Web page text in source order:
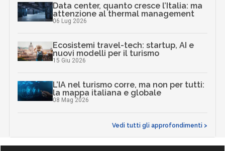
Data center, quanto cresce l’Italia: ma
attenzione al thermal management
06 Lug 2026
Ecosistemi travel-tech: startup, AI e
nuovi modelli per il turismo
15 Giu 2026
L’IA nel turismo corre, ma non per tutti:
la mappa italiana e globale
08 Mag 2026
Vedi tutti gli approfondimenti >